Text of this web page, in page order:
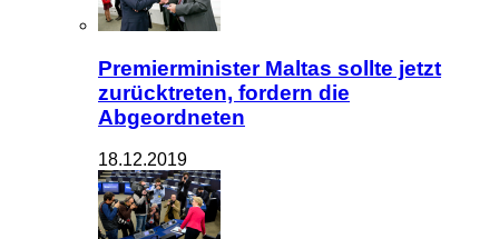
Premierminister Maltas sollte jetzt
zurücktreten, fordern die
Abgeordneten
18.12.2019